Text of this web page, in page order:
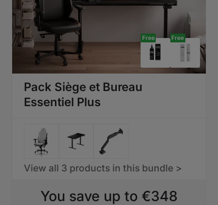
Free Free
Pack Siège et Bureau
Essentiel Plus
View all 3 products in this bundle >
You save up to €348